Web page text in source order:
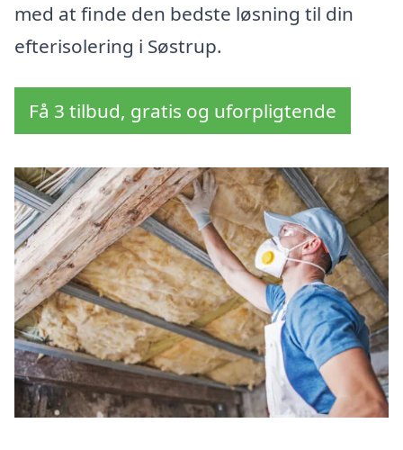
med at finde den bedste løsning til din
efterisolering i Søstrup.
Få 3 tilbud, gratis og uforpligtende